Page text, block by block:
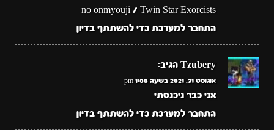
no onmyouji / Twin Star Exorcists
התחבר למערכת כדי להשתתף בדיון
Tzubery הגיב:
אוגוסט 31, 2021 בשעה 1:08 pm
אני כבר ניכנסתי
התחבר למערכת כדי להשתתף בדיון